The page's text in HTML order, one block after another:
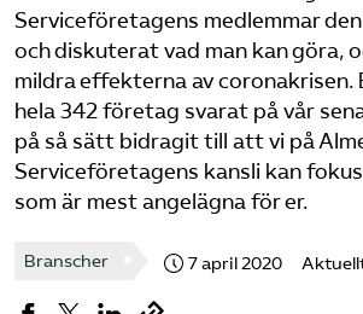
Om webbplatsen
Beställ trycksaker
Serviceföretagens medlemmar
och diskuterat vad man kan göra,
mildra effekterna avcoronakrisen.
hela 342 företag svarat på vår
på så sätt bidragit till att vi på
Serviceföretagens kansli kan
som är mest angelägna för er.
Branscher 7 april 2020